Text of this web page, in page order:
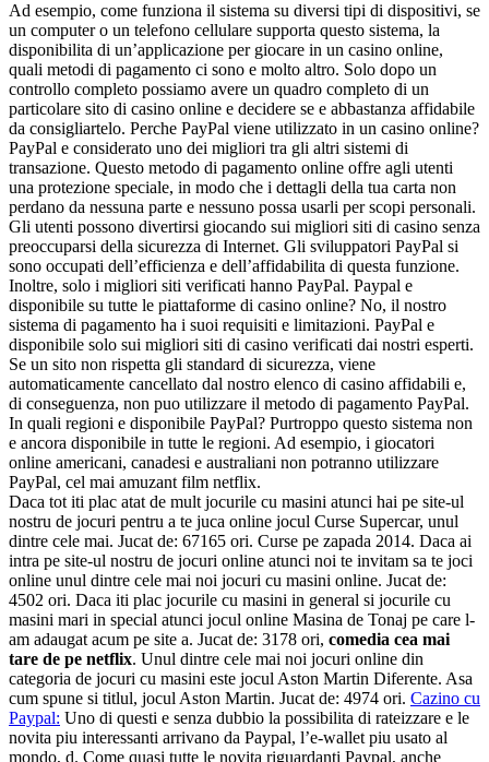
Ad esempio, come funziona il sistema su diversi tipi di dispositivi, se
un computer o un telefono cellulare supporta questo sistema, la
disponibilita di un’applicazione per giocare in un casino online,
quali metodi di pagamento ci sono e molto altro. Solo dopo un
controllo completo possiamo avere un quadro completo di un
particolare sito di casino online e decidere se e abbastanza affidabile
da consigliartelo. Perche PayPal viene utilizzato in un casino online?
PayPal e considerato uno dei migliori tra gli altri sistemi di
transazione. Questo metodo di pagamento online offre agli utenti
una protezione speciale, in modo che i dettagli della tua carta non
perdano da nessuna parte e nessuno possa usarli per scopi personali.
Gli utenti possono divertirsi giocando sui migliori siti di casino senza
preoccuparsi della sicurezza di Internet. Gli sviluppatori PayPal si
sono occupati dell’efficienza e dell’affidabilita di questa funzione.
Inoltre, solo i migliori siti verificati hanno PayPal. Paypal e
disponibile su tutte le piattaforme di casino online? No, il nostro
sistema di pagamento ha i suoi requisiti e limitazioni. PayPal e
disponibile solo sui migliori siti di casino verificati dai nostri esperti.
Se un sito non rispetta gli standard di sicurezza, viene
automaticamente cancellato dal nostro elenco di casino affidabili e,
di conseguenza, non puo utilizzare il metodo di pagamento PayPal.
In quali regioni e disponibile PayPal? Purtroppo questo sistema non
e ancora disponibile in tutte le regioni. Ad esempio, i giocatori
online americani, canadesi e australiani non potranno utilizzare
PayPal, cel mai amuzant film netflix.
Daca tot iti plac atat de mult jocurile cu masini atunci hai pe site-ul
nostru de jocuri pentru a te juca online jocul Curse Supercar, unul
dintre cele mai. Jucat de: 67165 ori. Curse pe zapada 2014. Daca ai
intra pe site-ul nostru de jocuri online atunci noi te invitam sa te joci
online unul dintre cele mai noi jocuri cu masini online. Jucat de:
4502 ori. Daca iti plac jocurile cu masini in general si jocurile cu
masini mari in special atunci jocul online Masina de Tonaj pe care l-
am adaugat acum pe site a. Jucat de: 3178 ori, comedia cea mai
tare de pe netflix. Unul dintre cele mai noi jocuri online din
categoria de jocuri cu masini este jocul Aston Martin Diferente. Asa
cum spune si titlul, jocul Aston Martin. Jucat de: 4974 ori. Cazino cu
Paypal: Uno di questi e senza dubbio la possibilita di rateizzare e le
novita piu interessanti arrivano da Paypal, l’e-wallet piu usato al
mondo, d. Come quasi tutte le novita riguardanti Paypal, anche